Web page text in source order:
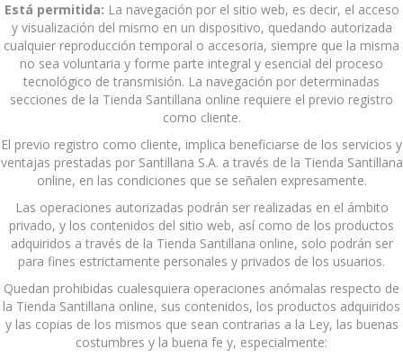
Está permitida: La navegación por el sitio web, es decir, el acceso
y visualización del mismo en un dispositivo, quedando autorizada
cualquier reproducción temporal o accesoria, siempre que la misma
no sea voluntaria y forme parte integral y esencial del proceso
tecnológico de transmisión. La navegación por determinadas
secciones de la Tienda Santillana online requiere el previo registro
como cliente.
El previo registro como cliente, implica beneficiarse de los servicios y
ventajas prestadas por Santillana S.A. a través de la Tienda Santillana
online, en las condiciones que se señalen expresamente.
Las operaciones autorizadas podrán ser realizadas en el ámbito
privado, y los contenidos del sitio web, así como de los productos
adquiridos a través de la Tienda Santillana online, solo podrán ser
para fines estrictamente personales y privados de los usuarios.
Quedan prohibidas cualesquiera operaciones anómalas respecto de
la Tienda Santillana online, sus contenidos, los productos adquiridos
y las copias de los mismos que sean contrarias a la Ley, las buenas
costumbres y la buena fe y, especialmente: